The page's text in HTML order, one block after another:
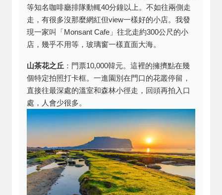
等知名咖啡廳排隊動輒40分鐘以上。不如往兩側走
走，有很多沒那麼網紅但view一樣好的小店。我發
現一家叫「Monsant Cafe」往北走約300公尺的小
店，幾乎不用等，玻璃窗一樣直面大海。
山茶花之丘 ：門票10,000韓元。這裡的擁擠點在幾
個特定拍照打卡框。一進園別在門口的花叢停留，
直接往最深處的溫室和森林小徑走，回頭再拍入口
處，人會少很多。